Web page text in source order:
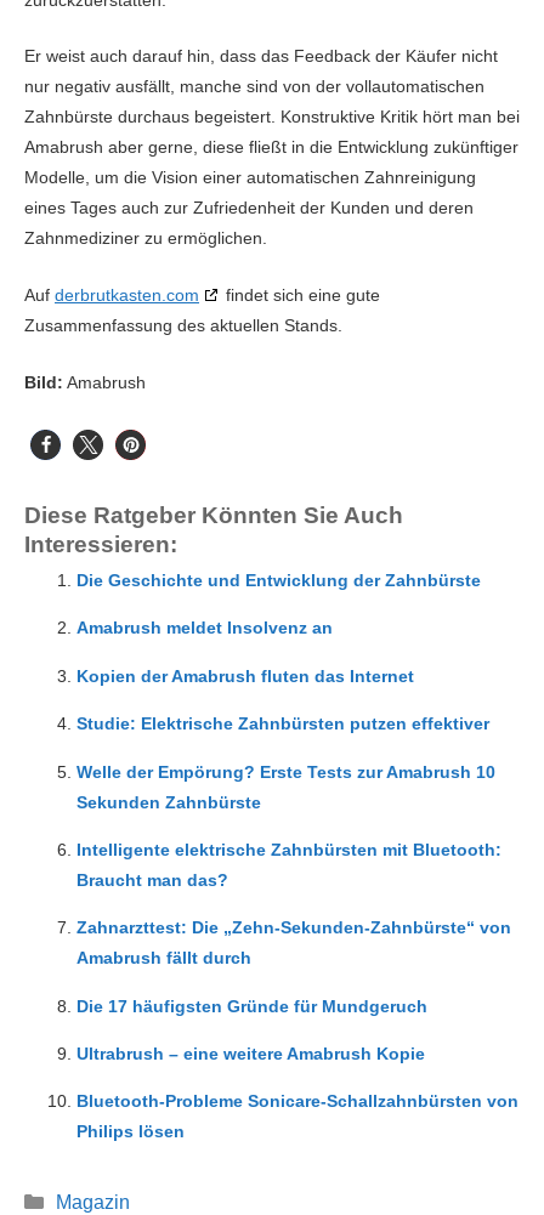
Er weist auch darauf hin, dass das Feedback der Käufer nicht
nur negativ ausfällt, manche sind von der vollautomatischen
Zahnbürste durchaus begeistert. Konstruktive Kritik hört man bei
Amabrush aber gerne, diese fließt in die Entwicklung zukünftiger
Modelle, um die Vision einer automatischen Zahnreinigung
eines Tages auch zur Zufriedenheit der Kunden und deren
Zahnmediziner zu ermöglichen.
Auf derbrutkasten.com
findet sich eine gute
Zusammenfassung des aktuellen Stands.
Bild: Amabrush
Diese Ratgeber Könnten Sie Auch
Interessieren:
Die Geschichte und Entwicklung der Zahnbürste
Amabrush meldet Insolvenz an
Kopien der Amabrush fluten das Internet
Studie: Elektrische Zahnbürsten putzen effektiver
Welle der Empörung? Erste Tests zur Amabrush 10
Sekunden Zahnbürste
Intelligente elektrische Zahnbürsten mit Bluetooth:
Braucht man das?
Zahnarzttest: Die „Zehn-Sekunden-Zahnbürste“ von
Amabrush fällt durch
Die 17 häufigsten Gründe für Mundgeruch
Ultrabrush – eine weitere Amabrush Kopie
Bluetooth-Probleme Sonicare-Schallzahnbürsten von
Philips lösen
Kategorien
Magazin